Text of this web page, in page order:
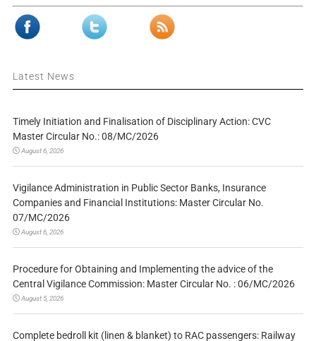
Latest News
Timely Initiation and Finalisation of Disciplinary Action: CVC
Master Circular No.: 08/MC/2026
August 6, 2026
Vigilance Administration in Public Sector Banks, Insurance
Companies and Financial Institutions: Master Circular No.
07/MC/2026
August 6, 2026
Procedure for Obtaining and Implementing the advice of the
Central Vigilance Commission: Master Circular No. : 06/MC/2026
August 5, 2026
Complete bedroll kit (linen & blanket) to RAC passengers: Railway